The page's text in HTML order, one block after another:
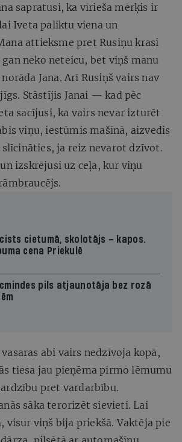
sapratusi, ka vīrieša mērķis ir
Iveta paliktu viena un
attieksme pret Rusiņu krasi
neko neteicu, bet viņš manu
Jana. Arī Rusiņš vairs nav
Stāstījis Janai — kad pēc
sacījusi, ka vairs nevar izturēt
viņu, iestūmis mašīnā, aizvedis
ja reiz nevarot dzīvot.
izskrējusi uz ceļa, kur viņu
cietumā, skolotājs – kapos.
cena Priekulē
pils atjaunotāja bez rozā
vasaras abi vairs nedzīvoja kopā,
tiesa jau pieņēma pirmo lēmumu
pret vardarbību.
sāka terorizēt sievieti. Lai
visur viņš bija priekšā. Vaktēja pie